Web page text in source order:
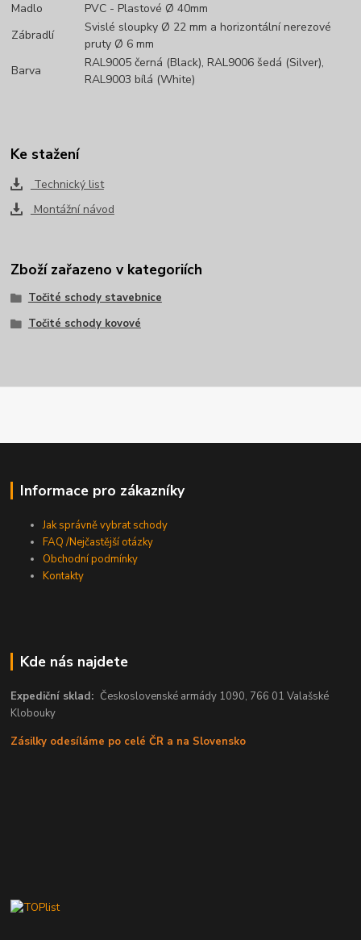
Madlo
PVC - Plastové Ø 40mm
Zábradlí
Svislé sloupky Ø 22 mm a horizontální nerezové
pruty Ø 6 mm
Barva
RAL9005 černá (Black), RAL9006 šedá (Silver),
RAL9003 bílá (White)
Ke stažení
Technický list
Montážní návod
Zboží zařazeno v kategoriích
Točité schody stavebnice
Točité schody kovové
Informace pro zákazníky
Jak správně vybrat schody
FAQ /Nejčastější otázky
Obchodní podmínky
Kontakty
Kde nás najdete
Expediční sklad:Československé armády 1090, 766 01 Valašské
Klobouky
Zásilky odesíláme po celé ČR a na Slovensko